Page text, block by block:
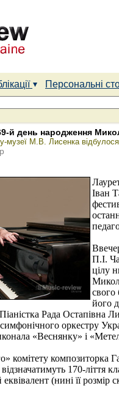
Персональні
й день народження
музеї М.В. Лисенка
Іван
П.І.
цілу
свого
його
Рада Остапівна
оркестру
«Веснянку» і
комітету
170-ліття
(нині її розмір